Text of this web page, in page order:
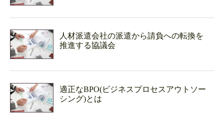
人材派遣会社の派遣から請負への転換を
推進する協議会
適正なBPO(ビジネスプロセスアウトソー
シング)とは